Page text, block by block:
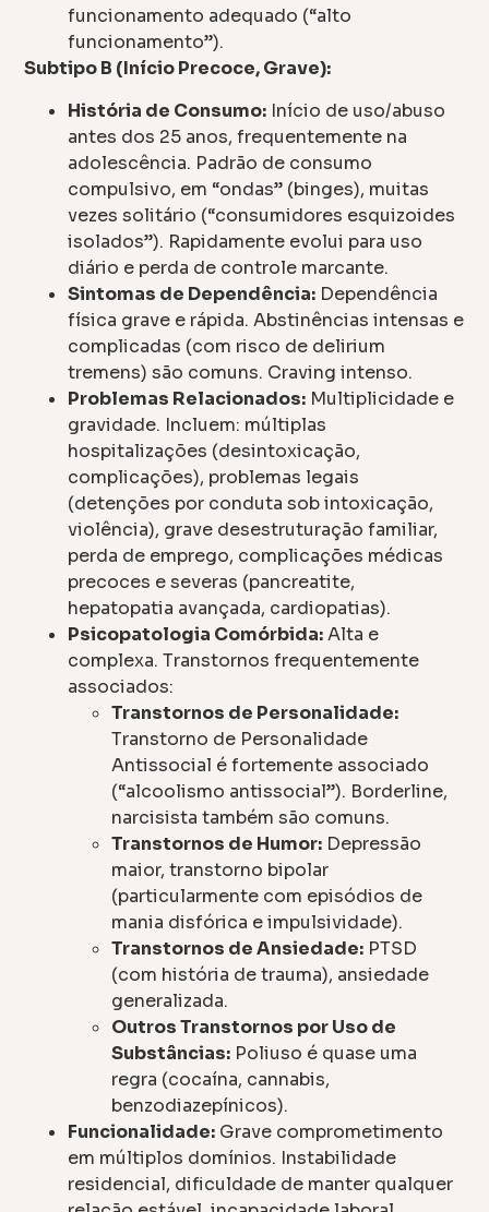
funcionamento adequado (“alto
funcionamento”).
Subtipo B (Início Precoce, Grave):
História de Consumo: Início de uso/abuso
antes dos 25 anos, frequentemente na
adolescência. Padrão de consumo
compulsivo, em “ondas” (binges), muitas
vezes solitário (“consumidores esquizoides
isolados”). Rapidamente evolui para uso
diário e perda de controle marcante.
Sintomas de Dependência: Dependência
física grave e rápida. Abstinências intensas e
complicadas (com risco de delirium
tremens) são comuns. Craving intenso.
Problemas Relacionados: Multiplicidade e
gravidade. Incluem: múltiplas
hospitalizações (desintoxicação,
complicações), problemas legais
(detenções por conduta sob intoxicação,
violência), grave desestruturação familiar,
perda de emprego, complicações médicas
precoces e severas (pancreatite,
hepatopatia avançada, cardiopatias).
Psicopatologia Comórbida:Alta e
complexa. Transtornos frequentemente
associados:
Transtornos de Personalidade:
Transtorno de Personalidade
Antissocial é fortemente associado
(“alcoolismo antissocial”). Borderline,
narcisista também são comuns.
Transtornos de Humor: Depressão
maior, transtorno bipolar
(particularmente com episódios de
mania disfórica e impulsividade).
Transtornos de Ansiedade: PTSD
(com história de trauma), ansiedade
generalizada.
Outros Transtornos por Uso de
Substâncias: Poliuso é quase uma
regra (cocaína, cannabis,
benzodiazepínicos).
Funcionalidade: Grave comprometimento
em múltiplos domínios. Instabilidade
residencial, dificuldade de manter qualquer